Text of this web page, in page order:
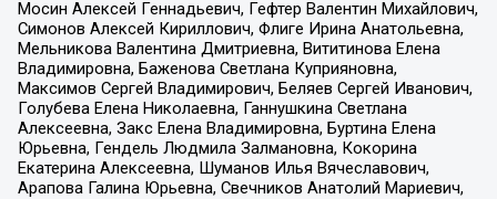
Мосин Алексей Геннадьевич, Гефтер Валентин Михайлович,
Симонов Алексей Кириллович, Флиге Ирина Анатольевна,
Мельникова Валентина Дмитриевна, Вититинова Елена
Владимировна, Баженова Светлана Куприяновна,
Максимов Сергей Владимирович, Беляев Сергей Иванович,
Голубева Елена Николаевна, Ганнушкина Светлана
Алексеевна, Закс Елена Владимировна, Буртина Елена
Юрьевна, Гендель Людмила Залмановна, Кокорина
Екатерина Алексеевна, Шуманов Илья Вячеславович,
Арапова Галина Юрьевна, Свечников Анатолий Мариевич,